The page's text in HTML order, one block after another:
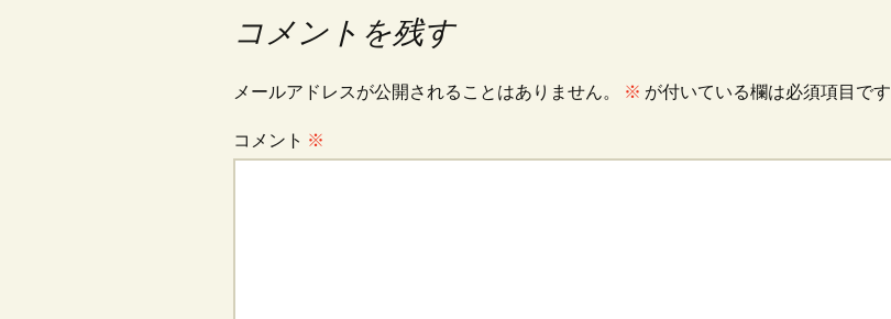
コメントを残す
メールアドレスが公開されることはありません。 ※ が付いている欄は必須項目です
コメント ※